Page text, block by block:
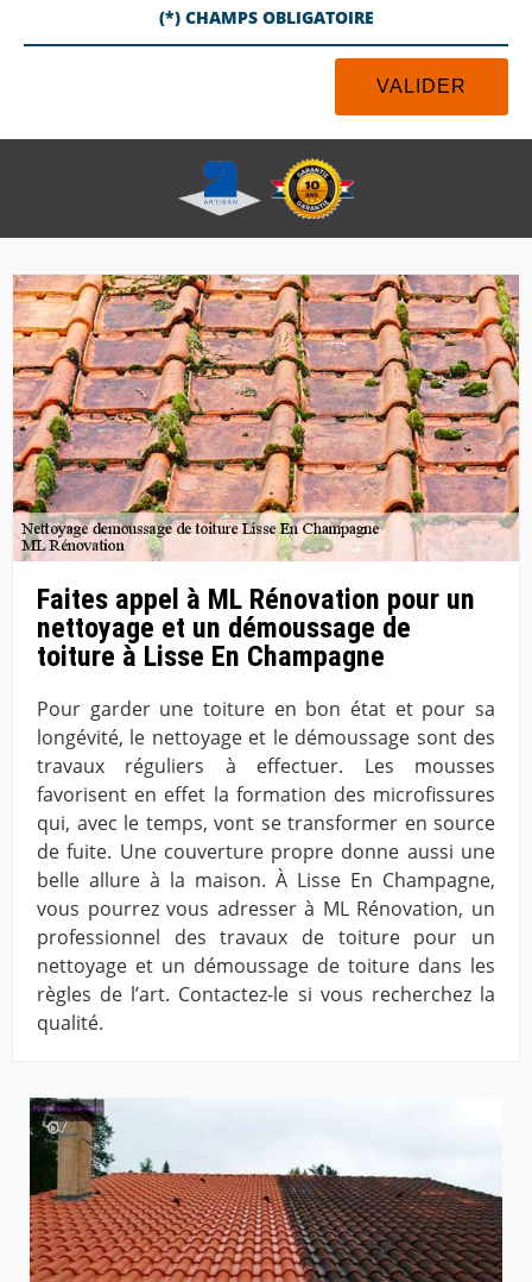
(*) CHAMPS OBLIGATOIRE
Faites appel à ML Rénovation pour un
nettoyage et un démoussage de
toiture à Lisse En Champagne
Pour garder une toiture en bon état et pour sa
longévité, le nettoyage et le démoussage sont des
travaux réguliers à effectuer. Les mousses
favorisent en effet la formation des microfissures
qui, avec le temps, vont se transformer en source
de fuite. Une couverture propre donne aussi une
belle allure à la maison. À Lisse En Champagne,
vous pourrez vous adresser à ML Rénovation, un
professionnel des travaux de toiture pour un
nettoyage et un démoussage de toiture dans les
règles de l’art. Contactez-le si vous recherchez la
qualité.